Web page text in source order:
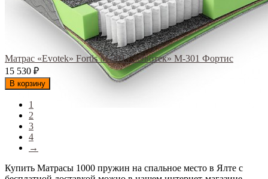
Матрас «Evotek» Fortis M-301 / «Эвотек» M-301 Фортис
15 530 ₽
В корзину
1
2
3
4
→
Купить Матрасы 1000 пружин на спальное место в Ялте с